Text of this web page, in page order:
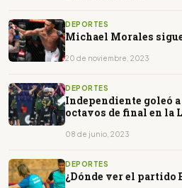
DEPORTES
Michael Morales
20 de noviembre, 2023
DEPORTES
Independiente goleó
octavos de final en la
08 de junio, 2023
DEPORTES
¿Dónde ver el partido